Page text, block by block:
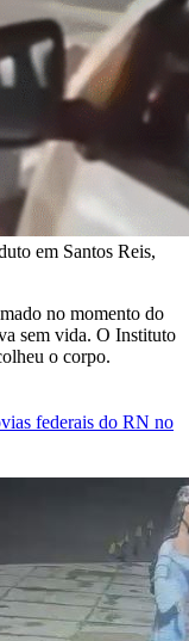
em Santos Reis,
no momento do
sem vida. O Instituto
o corpo.
federais do RN no